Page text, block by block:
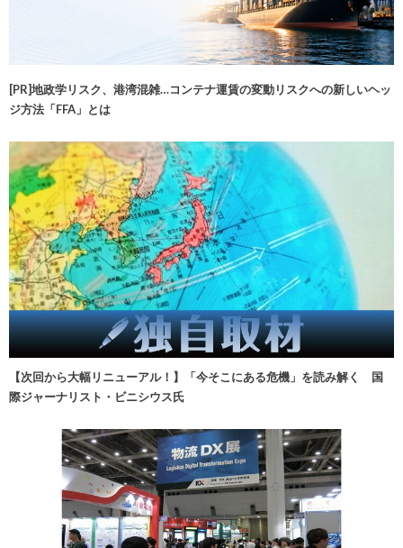
[PR]地政学リスク、港湾混雑…コンテナ運賃の変動リスクへの新しいヘッ
ジ方法「FFA」とは
【次回から大幅リニューアル！】「今そこにある危機」を読み解く 国
際ジャーナリスト・ビニシウス氏